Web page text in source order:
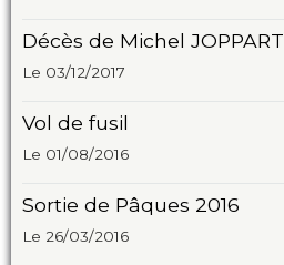
Décès de Michel JOPPART
Le 03/12/2017
Vol de fusil
Le 01/08/2016
Sortie de Pâques 2016
Le 26/03/2016